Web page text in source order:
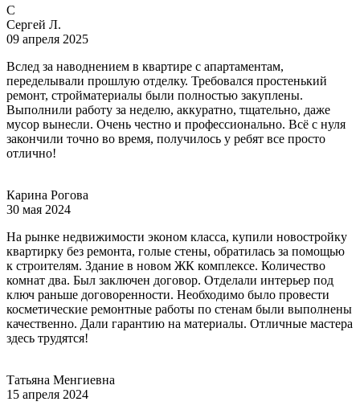
С
Сергей Л.
09 апреля 2025
Вслед за наводнением в квартире с апартаментам,
переделывали прошлую отделку. Требовался простенький
ремонт, стройматериалы были полностью закуплены.
Выполнили работу за неделю, аккуратно, тщательно, даже
мусор вынесли. Очень честно и профессионально. Всё с нуля
закончили точно во время, получилось у ребят все просто
отлично!
Карина Рогова
30 мая 2024
На рынке недвижимости эконом класса, купили новостройку
квартирку без ремонта, голые стены, обратилась за помощью
к строителям. Здание в новом ЖК комплексе. Количество
комнат два. Был заключен договор. Отделали интерьер под
ключ раньше договоренности. Необходимо было провести
косметические ремонтные работы по стенам были выполнены
качественно. Дали гарантию на материалы. Отличные мастера
здесь трудятся!
Татьяна Менгиевна
15 апреля 2024